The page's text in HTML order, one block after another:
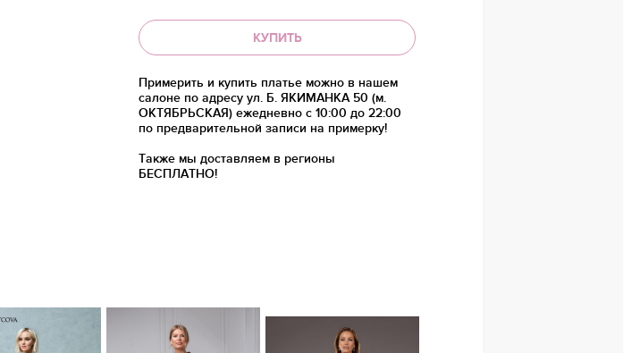
КУПИТЬ
Примерить и купить платье можно в нашем
салоне по адресу ул. Б. ЯКИМАНКА 50 (м.
ОКТЯБРЬСКАЯ) ежедневно с 10:00 до 22:00
по предварительной записи на примерку!
Также мы доставляем в регионы
БЕСПЛАТНО!